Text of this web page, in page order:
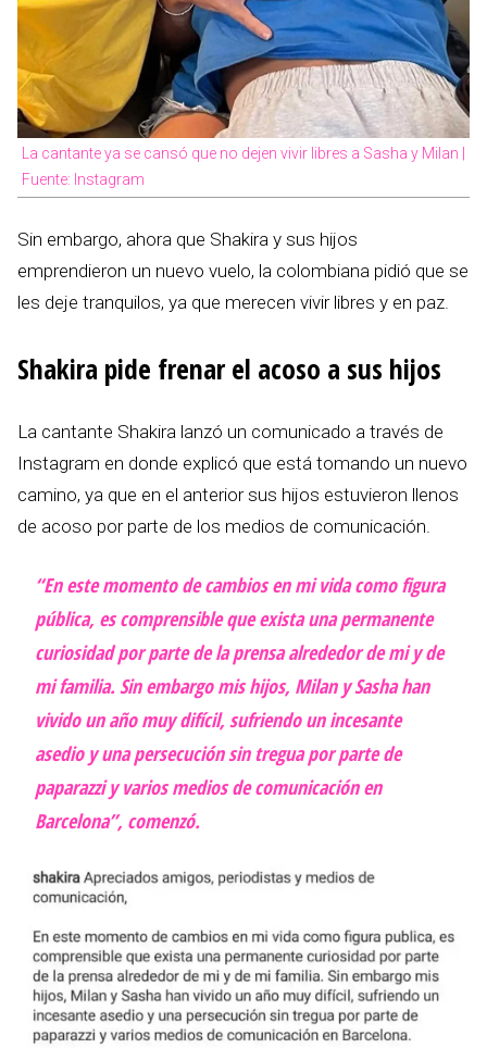
La cantante ya se cansó que no dejen vivir libres a Sasha y Milan |
Fuente: Instagram
Sin embargo, ahora que Shakira y sus hijos
emprendieron un nuevo vuelo, la colombiana pidió que se
les deje tranquilos, ya que merecen vivir libres y en paz.
Shakira pide frenar el acoso a sus hijos
La cantante Shakira lanzó un comunicado a través de
Instagram en donde explicó que está tomando un nuevo
camino, ya que en el anterior sus hijos estuvieron llenos
de acoso por parte de los medios de comunicación.
“En este momento de cambios en mi vida como figura
pública, es comprensible que exista una permanente
curiosidad por parte de la prensa alrededor de mi y de
mi familia. Sin embargo mis hijos, Milan y Sasha han
vivido un año muy difícil, sufriendo un incesante
asedio y una persecución sin tregua por parte de
paparazzi y varios medios de comunicación en
Barcelona”, comenzó.